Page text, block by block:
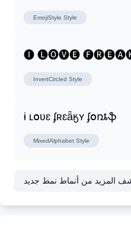
EmojiStyle Style
🅘 🅛🅞🅥🅔
InvertCircled Style
ɨ ʟօʋɛ ʄʀɛǟӄʏ ʄօռȶֆ
MixedAlphabet Style